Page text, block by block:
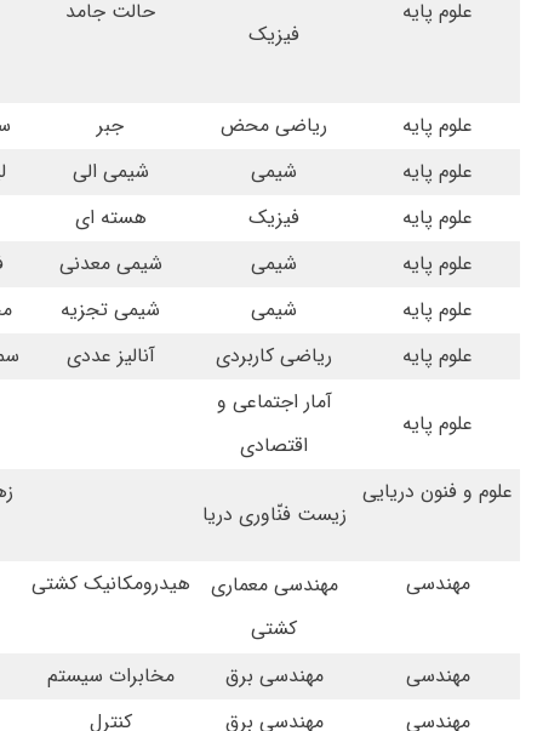
علوم پایه
فیزیک
حالت جامد
علوم پایه ریاضی محض جبر
علوم پایه
شیمی شیمی الی
علوم پایه
فیزیک
هسته ای
علوم پایه
شیمی شیمی معدنی
علوم پایه
شیمی شیمی تجزیه
علوم پایه
ریاضی کاربردی آنالیز عددی
علوم پایه
آمار اجتماعی و
اقتصادی
علوم و فنون دریایی
زیست فنّاوری دریا
مهندسی
مهندسی معماری
کشتی
هیدرومکانیک کشتی
مهندسی مهندسی برق
مخابرات سیستم
مهندسی
مهندسی برق کنترل